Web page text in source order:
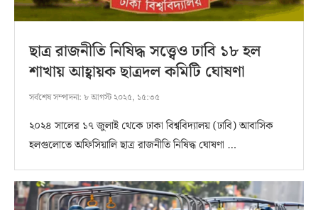
ছাত্র রাজনীতি নিষিদ্ধ সত্ত্বেও ঢাবি ১৮ হল
শাখায় আহ্বায়ক ছাত্রদল কমিটি ঘোষণা
সর্বশেষ সম্পাদনা: ৮ আগস্ট ২০২৫, ১৫:৩৫
২০২৪ সালের ১৭ জুলাই থেকে ঢাকা বিশ্ববিদ্যালয় (ঢাবি) আবাসিক
হলগুলোতে অফিসিয়ালি ছাত্র রাজনীতি নিষিদ্ধ ঘোষণা …